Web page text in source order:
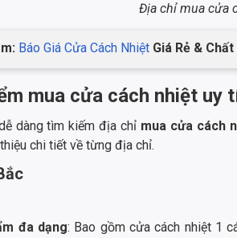
Địa chỉ mua cửa
Báo Giá Cửa Cách Nhiệt Giá Rẻ &
mua cửa cách nhiệt uy
dàng tìm kiếm địa chỉ mua cửa cách
chi tiết về từng địa chỉ.
đa dạng: Bao gồm cửa cách nhiệt 1